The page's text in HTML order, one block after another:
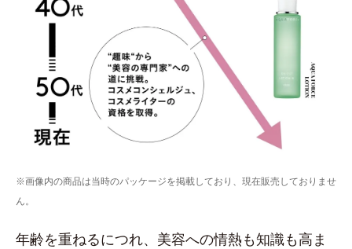
※画像内の商品は当時のパッケージを掲載しており、現在販売しておりませ
ん。
年齢を重ねるにつれ、美容への情熱も知識も高ま